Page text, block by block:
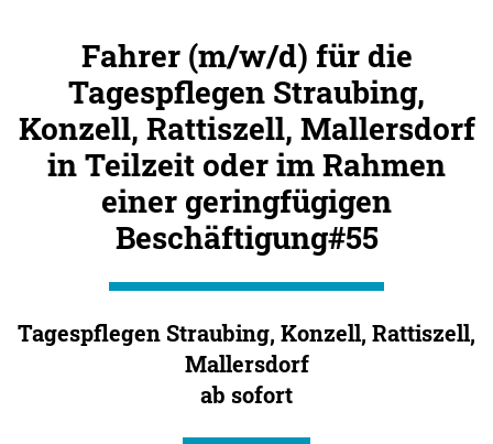
Fahrer (m/w/d) für die
Tagespflegen Straubing,
Konzell, Rattiszell, Mallersdorf
in Teilzeit oder im Rahmen
einer geringfügigen
Beschäftigung#55
Tagespflegen Straubing, Konzell, Rattiszell,
Mallersdorf
ab sofort